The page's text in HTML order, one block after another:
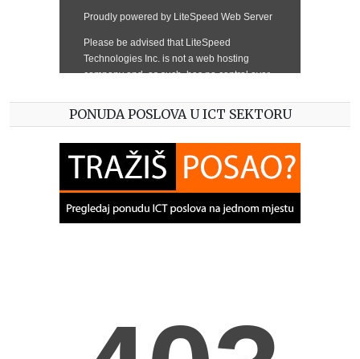
PONUDA POSLOVA U ICT SEKTORU